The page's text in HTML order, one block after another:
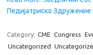
Педијатриско
Category: CME Congress
Uncategorized